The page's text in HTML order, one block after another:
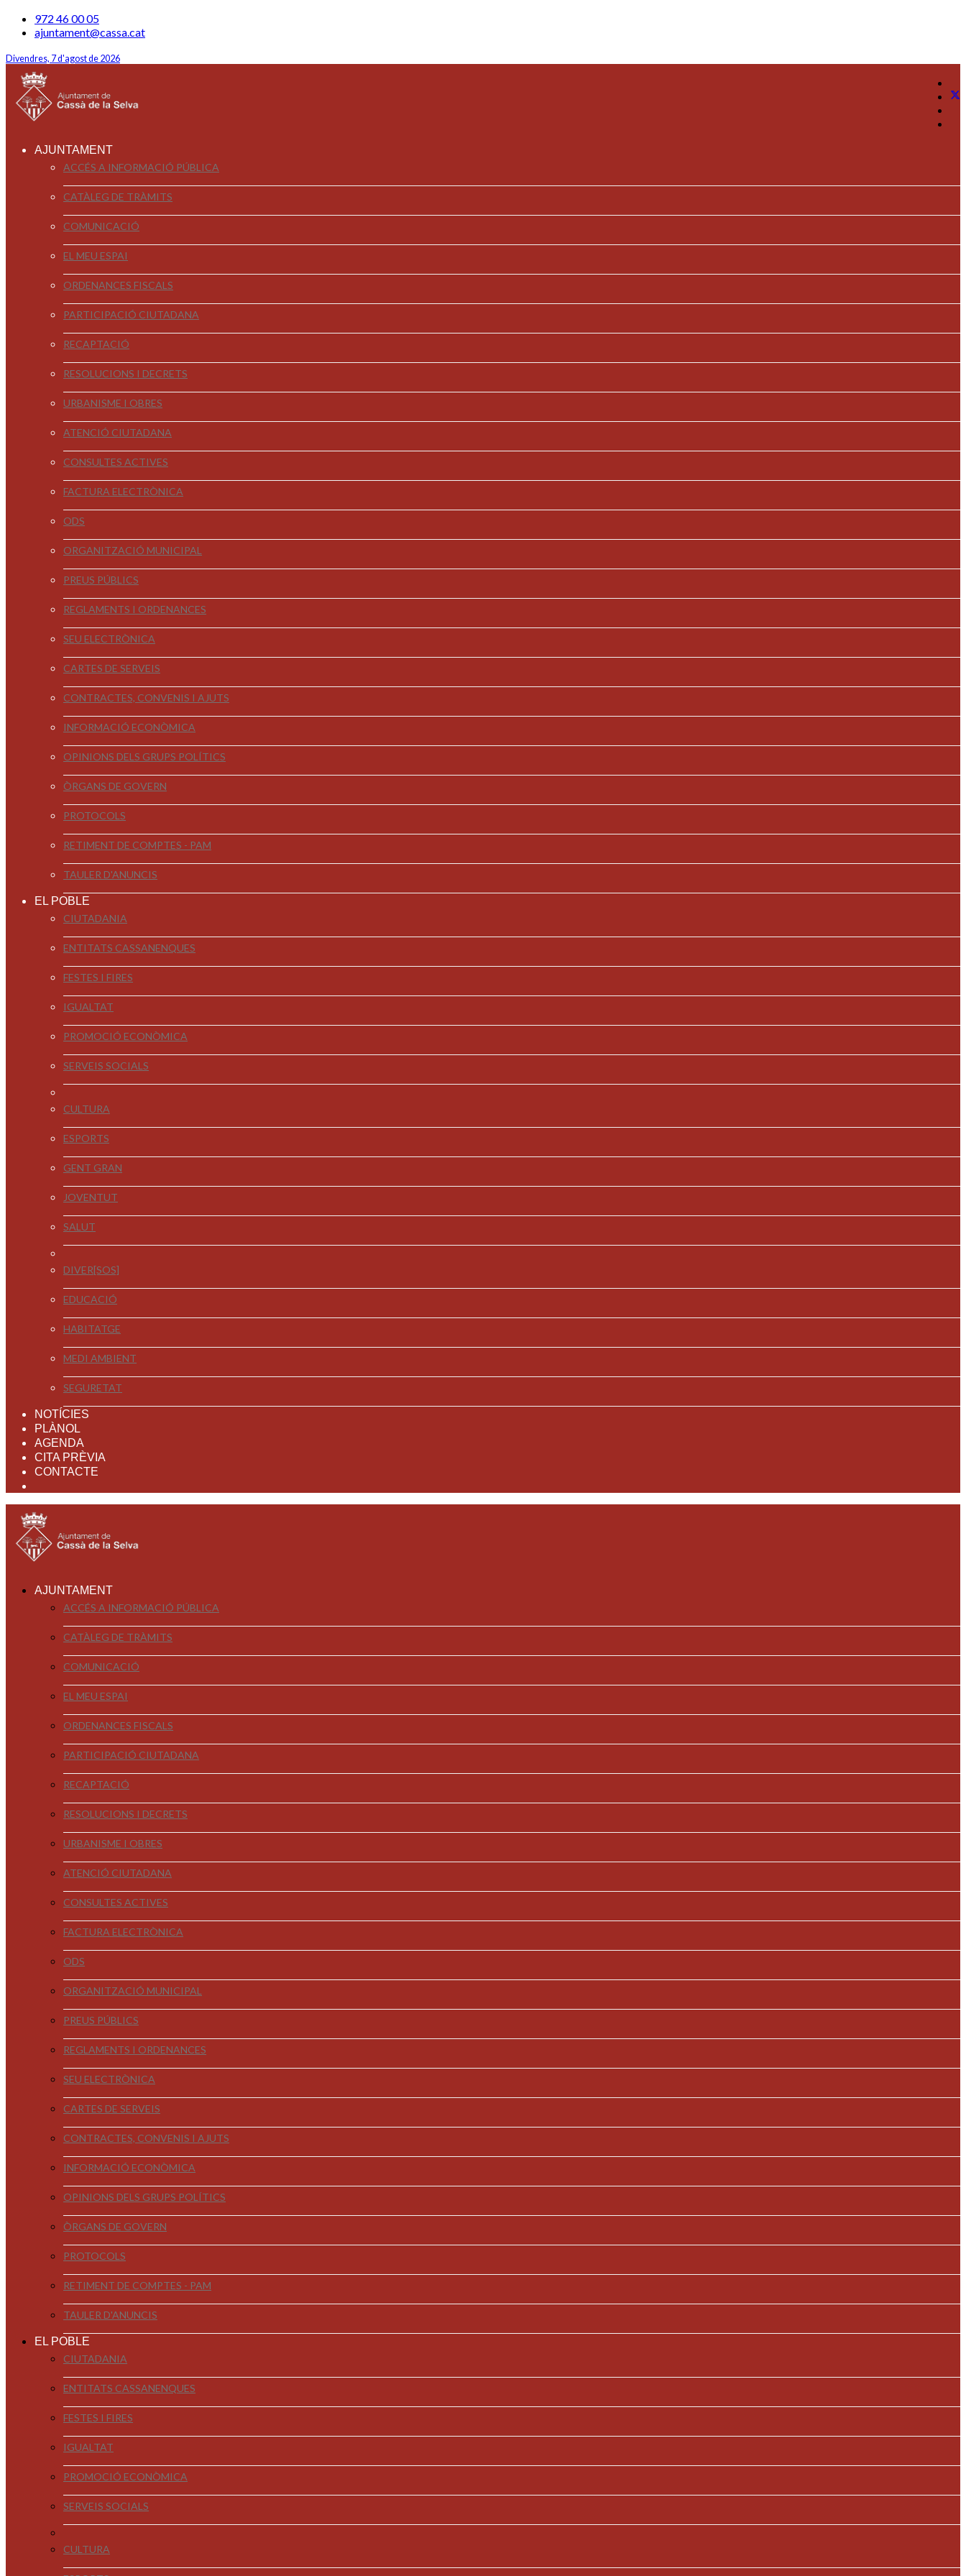
972 46 00 05
ajuntament@cassa.cat
Divendres, 7 d'agost de 2026
AJUNTAMENT
ACCÉS A INFORMACIÓ PÚBLICA
CATÀLEG DE TRÀMITS
COMUNICACIÓ
EL MEU ESPAI
ORDENANCES FISCALS
PARTICIPACIÓ CIUTADANA
RECAPTACIÓ
RESOLUCIONS I DECRETS
URBANISME I OBRES
ATENCIÓ CIUTADANA
CONSULTES ACTIVES
FACTURA ELECTRÒNICA
ODS
ORGANITZACIÓ MUNICIPAL
PREUS PÚBLICS
REGLAMENTS I ORDENANCES
SEU ELECTRÒNICA
CARTES DE SERVEIS
CONTRACTES, CONVENIS I AJUTS
INFORMACIÓ ECONÒMICA
OPINIONS DELS GRUPS POLÍTICS
ÒRGANS DE GOVERN
PROTOCOLS
RETIMENT DE COMPTES - PAM
TAULER D'ANUNCIS
EL POBLE
CIUTADANIA
ENTITATS CASSANENQUES
FESTES I FIRES
IGUALTAT
PROMOCIÓ ECONÒMICA
SERVEIS SOCIALS
CULTURA
ESPORTS
GENT GRAN
JOVENTUT
SALUT
DIVER[SOS]
EDUCACIÓ
HABITATGE
MEDI AMBIENT
SEGURETAT
NOTÍCIES
PLÀNOL
AGENDA
CITA PRÈVIA
CONTACTE
AJUNTAMENT
ACCÉS A INFORMACIÓ PÚBLICA
CATÀLEG DE TRÀMITS
COMUNICACIÓ
EL MEU ESPAI
ORDENANCES FISCALS
PARTICIPACIÓ CIUTADANA
RECAPTACIÓ
RESOLUCIONS I DECRETS
URBANISME I OBRES
ATENCIÓ CIUTADANA
CONSULTES ACTIVES
FACTURA ELECTRÒNICA
ODS
ORGANITZACIÓ MUNICIPAL
PREUS PÚBLICS
REGLAMENTS I ORDENANCES
SEU ELECTRÒNICA
CARTES DE SERVEIS
CONTRACTES, CONVENIS I AJUTS
INFORMACIÓ ECONÒMICA
OPINIONS DELS GRUPS POLÍTICS
ÒRGANS DE GOVERN
PROTOCOLS
RETIMENT DE COMPTES - PAM
TAULER D'ANUNCIS
EL POBLE
CIUTADANIA
ENTITATS CASSANENQUES
FESTES I FIRES
IGUALTAT
PROMOCIÓ ECONÒMICA
SERVEIS SOCIALS
CULTURA